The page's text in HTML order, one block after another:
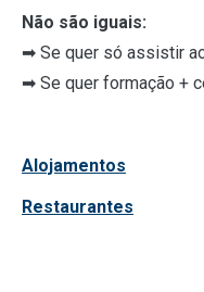
Não são iguais:
➡ Se quer só assistir
➡ Se quer formação +
Alojamentos
Restaurantes